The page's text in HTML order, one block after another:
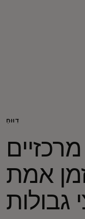
ומגמות
דִוּוּחַ
אמת
גבולות